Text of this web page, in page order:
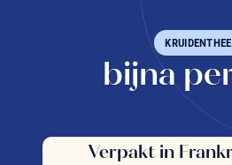
KRUIDENTHEE
bijna
Verpakt in